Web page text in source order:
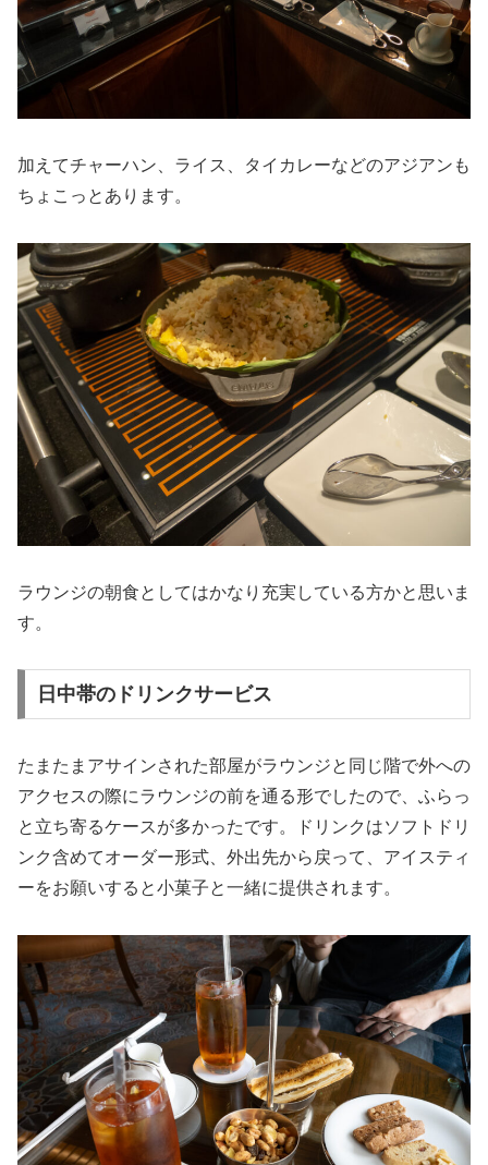
加えてチャーハン、ライス、タイカレーなどのアジアンも
ちょこっとあります。
ラウンジの朝食としてはかなり充実している方かと思いま
す。
日中帯のドリンクサービス
たまたまアサインされた部屋がラウンジと同じ階で外への
アクセスの際にラウンジの前を通る形でしたので、ふらっ
と立ち寄るケースが多かったです。ドリンクはソフトドリ
ンク含めてオーダー形式、外出先から戻って、アイスティ
ーをお願いすると小菓子と一緒に提供されます。